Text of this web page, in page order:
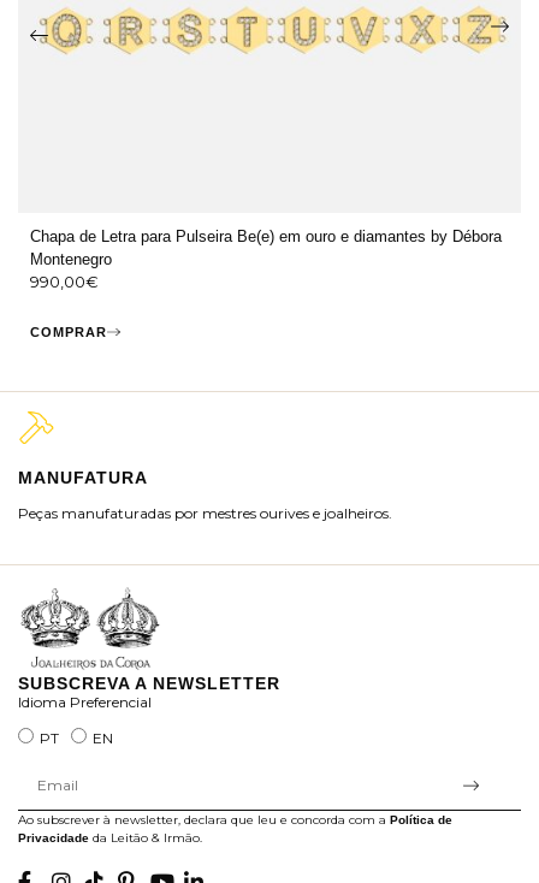
Chapa de Letra para Pulseira Be(e) em ouro e diamantes by Débora
Montenegro
990,00€
COMPRAR
MANUFATURA
Peças manufaturadas por mestres ourives e joalheiros.
SUBSCREVA A NEWSLETTER
Idioma Preferencial
PT
EN
Ao subscrever à newsletter, declara que leu e concorda com a Política de
Privacidade da Leitão & Irmão.